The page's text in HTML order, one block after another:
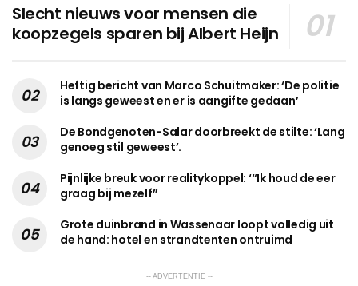
Slecht nieuws voor mensen die
koopzegels sparen bij Albert Heijn
Heftig bericht van Marco Schuitmaker: ‘De politie
is langs geweest en er is aangifte gedaan’
De Bondgenoten-Salar doorbreekt de stilte: ‘Lang
genoeg stil geweest’.
Pijnlijke breuk voor realitykoppel: ‘“Ik houd de eer
graag bij mezelf”
Grote duinbrand in Wassenaar loopt volledig uit
de hand: hotel en strandtenten ontruimd
-- ADVERTENTIE --